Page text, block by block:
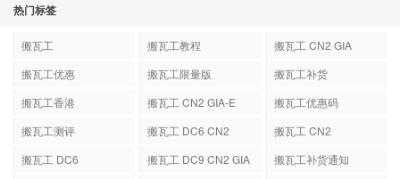
热门标签
搬瓦工 搬瓦工教程
搬瓦工 CN2 GIA
搬瓦工优惠
搬瓦工限量版
搬瓦工补货
搬瓦工香港
搬瓦工 CN2 GIA-E
搬瓦工优惠码
搬瓦工测评
搬瓦工 DC6 CN2
搬瓦工 CN2
搬瓦工 DC6
搬瓦工 DC9 CN2 GIA
搬瓦工补货通知